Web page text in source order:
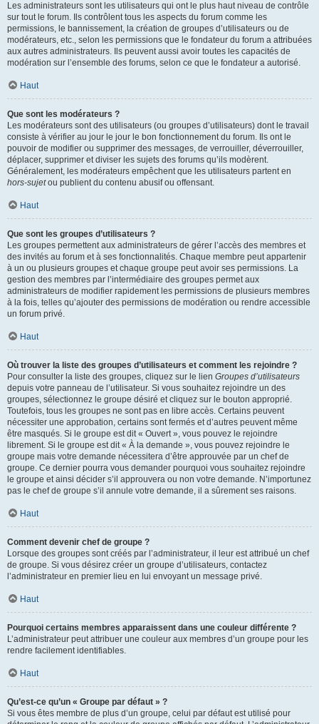
Les administrateurs sont les utilisateurs qui ont le plus haut niveau de contrôle
sur tout le forum. Ils contrôlent tous les aspects du forum comme les
permissions, le bannissement, la création de groupes d’utilisateurs ou de
modérateurs, etc., selon les permissions que le fondateur du forum a attribuées
aux autres administrateurs. Ils peuvent aussi avoir toutes les capacités de
modération sur l’ensemble des forums, selon ce que le fondateur a autorisé.
Haut
Que sont les modérateurs ?
Les modérateurs sont des utilisateurs (ou groupes d’utilisateurs) dont le travail
consiste à vérifier au jour le jour le bon fonctionnement du forum. Ils ont le
pouvoir de modifier ou supprimer des messages, de verrouiller, déverrouiller,
déplacer, supprimer et diviser les sujets des forums qu’ils modèrent.
Généralement, les modérateurs empêchent que les utilisateurs partent en
hors-sujetou publient du contenu abusif ou offensant.
Haut
Que sont les groupes d’utilisateurs ?
Les groupes permettent aux administrateurs de gérer l’accès des membres et
des invités au forum et à ses fonctionnalités. Chaque membre peut appartenir
à un ou plusieurs groupes et chaque groupe peut avoir ses permissions. La
gestion des membres par l’intermédiaire des groupes permet aux
administrateurs de modifier rapidement les permissions de plusieurs membres
à la fois, telles qu’ajouter des permissions de modération ou rendre accessible
un forum privé.
Haut
Où trouver la liste des groupes d’utilisateurs et comment les rejoindre ?
Pour consulter la liste des groupes, cliquez sur le lien Groupes d’utilisateurs
depuis votre panneau de l’utilisateur. Si vous souhaitez rejoindre un des
groupes, sélectionnez le groupe désiré et cliquez sur le bouton approprié.
Toutefois, tous les groupes ne sont pas en libre accès. Certains peuvent
nécessiter une approbation, certains sont fermés et d’autres peuvent même
être masqués. Si le groupe est dit « Ouvert », vous pouvez le rejoindre
librement. Si le groupe est dit « À la demande », vous pouvez rejoindre le
groupe mais votre demande nécessitera d’être approuvée par un chef de
groupe. Ce dernier pourra vous demander pourquoi vous souhaitez rejoindre
le groupe et ainsi décider s’il approuvera ou non votre demande. N’importunez
pas le chef de groupe s’il annule votre demande, il a sûrement ses raisons.
Haut
Comment devenir chef de groupe ?
Lorsque des groupes sont créés par l’administrateur, il leur est attribué un chef
de groupe. Si vous désirez créer un groupe d’utilisateurs, contactez
l’administrateur en premier lieu en lui envoyant un message privé.
Haut
Pourquoi certains membres apparaissent dans une couleur différente ?
L’administrateur peut attribuer une couleur aux membres d’un groupe pour les
rendre facilement identifiables.
Haut
Qu’est-ce qu’un « Groupe par défaut » ?
Si vous êtes membre de plus d’un groupe, celui par défaut est utilisé pour